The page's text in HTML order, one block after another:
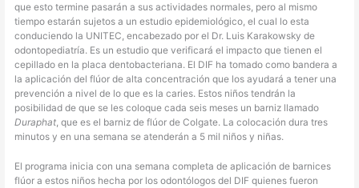
que esto termine pasarán a sus actividades normales, pero al mismo
tiempo estarán sujetos a un estudio epidemiológico, el cual lo esta
conduciendo la UNITEC, encabezado por el Dr. Luis Karakowsky de
odontopediatría. Es un estudio que verificará el impacto que tienen el
cepillado en la placa dentobacteriana. El DIF ha tomado como bandera a
la aplicación del flúor de alta concentración que los ayudará a tener una
prevención a nivel de lo que es la caries. Estos niños tendrán la
posibilidad de que se les coloque cada seis meses un barniz llamado
Duraphat, que es el barniz de flúor de Colgate. La colocación dura tres
minutos y en una semana se atenderán a 5 mil niños y niñas.
El programa inicia con una semana completa de aplicación de barnices
flúor a estos niños hecha por los odontólogos del DIF quienes fueron